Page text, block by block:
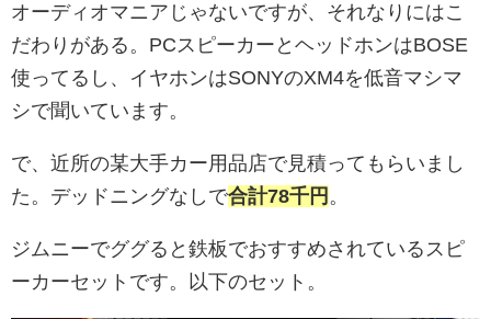
オーディオマニアじゃないですが、それなりにはこ
だわりがある。PCスピーカーとヘッドホンはBOSE
使ってるし、イヤホンはSONYのXM4を低音マシマ
シで聞いています。
で、近所の某大手カー用品店で見積ってもらいまし
た。デッドニングなしで合計78千円 。
ジムニーでググると鉄板でおすすめされているスピ
ーカーセットです。以下のセット。